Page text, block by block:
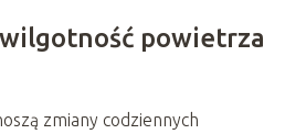
powietrza
zmiany codziennych